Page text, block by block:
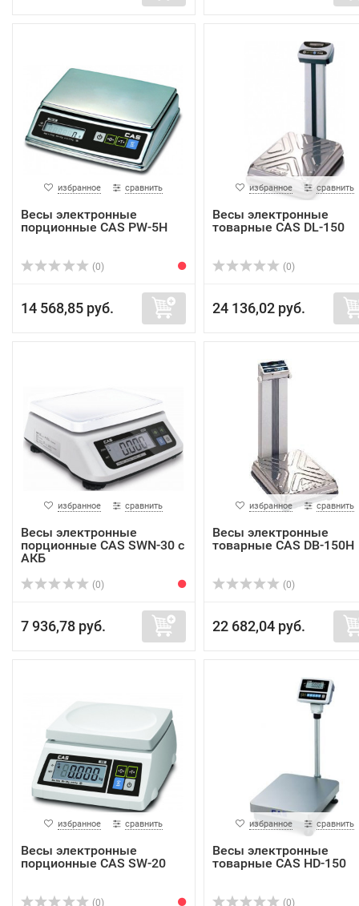
избранное сравнить
Весы электронные
порционные CAS PW-5H
(0)
14 568,85 руб.
избранное сравнить
Весы электронные
товарные CAS DL-150
(0)
24 136,02 руб.
избранное сравнить
Весы электронные
порционные CAS SWN-30 с
АКБ
(0)
7 936,78 руб.
избранное сравнить
Весы электронные
товарные CAS DB-150H
(0)
22 682,04 руб.
избранное сравнить
Весы электронные
порционные CAS SW-20
(0)
избранное сравнить
Весы электронные
товарные CAS HD-150
(0)